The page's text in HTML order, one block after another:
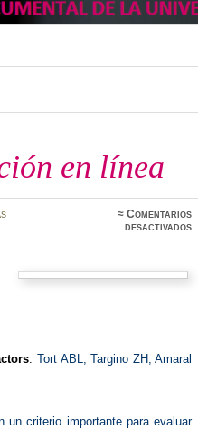
en línea
≈Comentarios
desactivadosen
. Tort ABL, Targino ZH, Amaral
criterio importante para evaluar